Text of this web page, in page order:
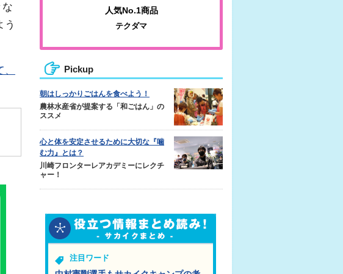
う
Pickup
朝はしっかりごはんを食べよう！
農林水産省が提案する「和ごはん」の
ススメ
心と体を安定させるために大切な『噛
む力』とは？
川崎フロンターレアカデミーにレクチ
ャー！
注目ワード